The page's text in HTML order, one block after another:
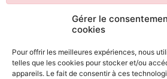
Gérer le
cookies
Pour offrir les meilleures expériences, nous
telles que les cookies pour stocker et/ou
appareils. Le fait de consentir à ces
Mairie de Valdrôme | 14 rue Haute,
Politique de confidentialité